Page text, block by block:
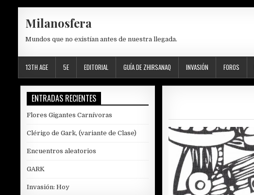
Milanosfera
Mundos que no existían antes de nuestra llegada.
13TH AGE 5E EDITORIAL GUÍA DE ZHIRSANAQ INVASIÓN FOROS
ENTRADAS RECIENTES
Flores Gigantes Carnívoras
Clérigo de Gark, (variante de Clase)
Encuentros aleatorios
GARK
Invasión: Hoy